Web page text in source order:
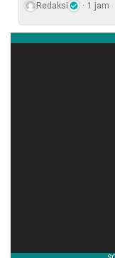
Redaksi 1 jam